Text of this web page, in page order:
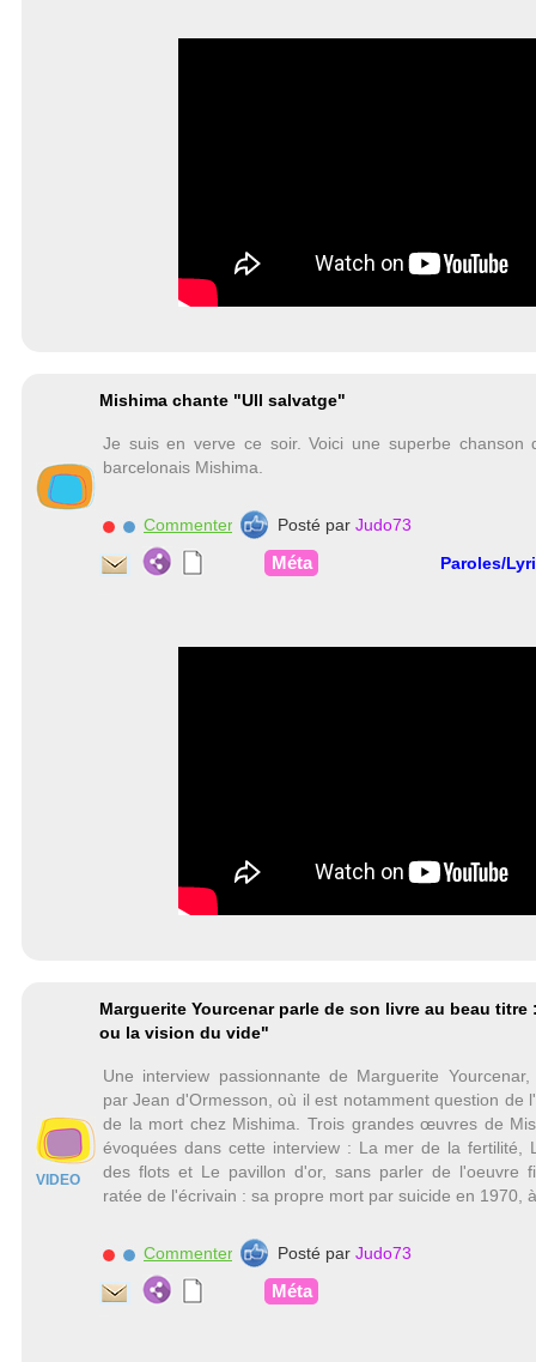
Mishima chante "Ull salvatge"
Je suis en verve ce soir. Voici une superbe chanson
barcelonais Mishima.
Commenter Posté par Judo73
Méta Paroles/
VIDEO
Marguerite Yourcenar parle de son livre au beau titre
ou la vision du vide"
Une interview passionnante de Marguerite Yourcenar,
par Jean d'Ormesson, où il est notamment question de
de la mort chez Mishima. Trois grandes œuvres de
évoquées dans cette interview : La mer de la fertilité,
des flots et Le pavillon d'or, sans parler de l'oeuvre
ratée de l'écrivain : sa propre mort par suicide en 1970,
Commenter Posté par Judo73
Méta